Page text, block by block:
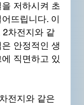
저하시켜 초
뜨립니다. 이
2차전지와 같
안정적인 생
직면하고 있
전지와 같은